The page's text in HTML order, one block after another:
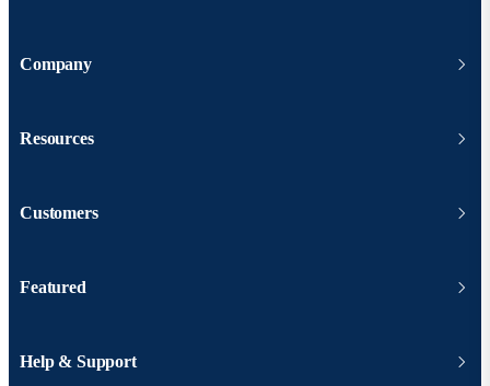
Company
Resources
Customers
Featured
Help & Support